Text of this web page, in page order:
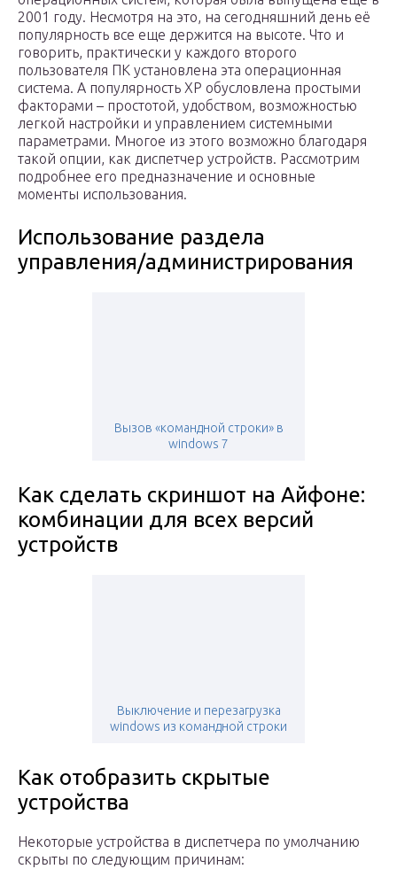
2001 году. Несмотря на это, на сегодняшний день её
популярность все еще держится на высоте. Что и
говорить, практически у каждого второго
пользователя ПК установлена эта операционная
система. А популярность XP обусловлена простыми
факторами – простотой, удобством, возможностью
легкой настройки и управлением системными
параметрами. Многое из этого возможно благодаря
такой опции, как диспетчер устройств. Рассмотрим
подробнее его предназначение и основные
моменты использования.
Использование раздела
управления/администрирования
Вызов «командной строки» в
windows 7
Как сделать скриншот на Айфоне:
комбинации для всех версий
устройств
Выключение и перезагрузка
windows из командной строки
Как отобразить скрытые
устройства
Некоторые устройства в диспетчера по умолчанию
скрыты по следующим причинам: